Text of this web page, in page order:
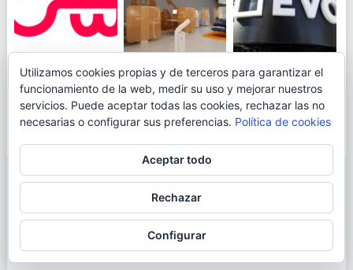
JUEGA AL
CANICÓDROMO
DIGITAL DE
OPENBANK
ING TOCA SUELO EN
LA RENTABILIDAD
DE SU CUENTA
NARANJA: 0,01% TAE
EVO BANK
PERMITIRÁ
INGRESAR DINERO
DESDE LAS OFICINAS
© 2026BLOGAHORRO.
CONTACTA CON EL AUTOR
MAPA DE LA WEB
MÁS INFORMACIÓN SOBRE LAS COOKIES
POLÍTICA DE COOKIES
Utilizamos cookies propias y de terceros para garantizar el
funcionamiento de la web, medir su uso y mejorar nuestros
servicios. Puede aceptar todas las cookies, rechazar las no
necesarias o configurar sus preferencias. Política de cookies
Aceptar todo
Rechazar
Configurar